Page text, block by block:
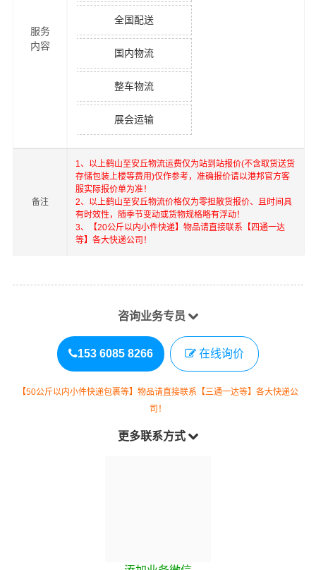
服务
内容
全国配送
国内物流
整车物流
展会运输
备注
1、以上鹤山至安丘物流运费仅为站到站报价(不含取货送货
存储包装上楼等费用)仅作参考，准确报价请以港邦官方客
服实际报价单为准！
2、以上鹤山至安丘物流价格仅为零担散货报价、且时间具
有时效性，随季节变动或货物规格略有浮动！
3、【20公斤以内小件快递】物品请直接联系【四通一达
等】各大快递公司！
咨询业务专员
153 6085 8266 在线询价
【50公斤以内小件快递包裹等】物品请直接联系【三通一达等】各大快递公
司！
更多联系方式